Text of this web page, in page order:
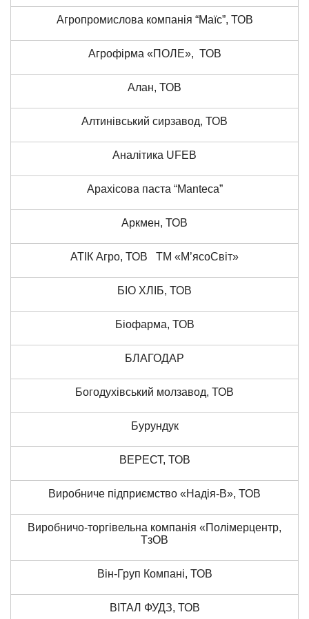
Агропромислова компанія “Маїс”, ТОВ
Агрофірма «ПОЛЕ», ТОВ
Алан, ТОВ
Алтинівський сирзавод, ТОВ
Аналітика UFEB
Арахісова паста “Mаnteca”
Аркмен, ТОВ
АТІК Агро, ТОВ ТМ «М’ясоСвіт»
БІО ХЛІБ, ТОВ
Біофарма, ТОВ
БЛАГОДАР
Богодухівський молзавод, ТОВ
Бурундук
ВЕРЕСТ, ТОВ
Виробниче підприємство «Надія-В», ТОВ
Виробничо-торгівельна компанія «Полімерцентр,
ТзОВ
Він-Груп Компані, ТОВ
ВІТАЛ ФУДЗ, ТОВ